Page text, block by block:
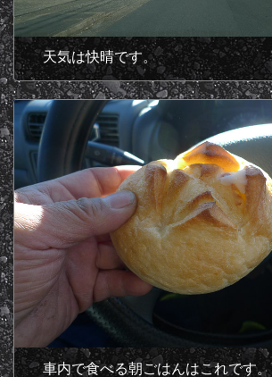
天気は快晴です。
車内で食べる朝ごはんはこれです。